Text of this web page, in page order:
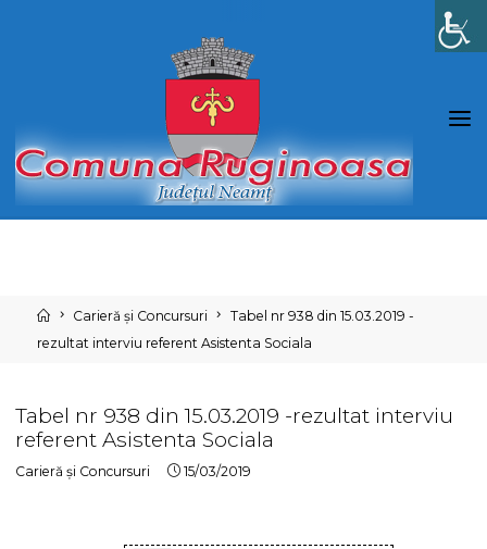
Home
Carieră și Concursuri
Tabel nr 938 din 15.03.2019 -
rezultat interviu referent Asistenta Sociala
Tabel nr 938 din 15.03.2019 -rezultat interviu
referent Asistenta Sociala
Carieră și Concursuri 15/03/2019